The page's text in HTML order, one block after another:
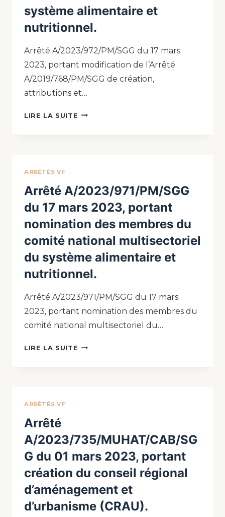
système alimentaire et
nutritionnel.
Arrêté A/2023/972/PM/SGG du 17 mars
2023, portant modification de l’Arrêté
A/2019/768/PM/SGG de création,
attributions et…
LIRE LA SUITE
ARRÊTÉS VF
Arrêté A/2023/971/PM/SGG
du 17 mars 2023, portant
nomination des membres du
comité national multisectoriel
du système alimentaire et
nutritionnel.
Arrêté A/2023/971/PM/SGG du 17 mars
2023, portant nomination des membres du
comité national multisectoriel du…
LIRE LA SUITE
ARRÊTÉS VF
Arrêté
A/2023/735/MUHAT/CAB/SG
G du 01 mars 2023, portant
création du conseil régional
d’aménagement et
d’urbanisme (CRAU).